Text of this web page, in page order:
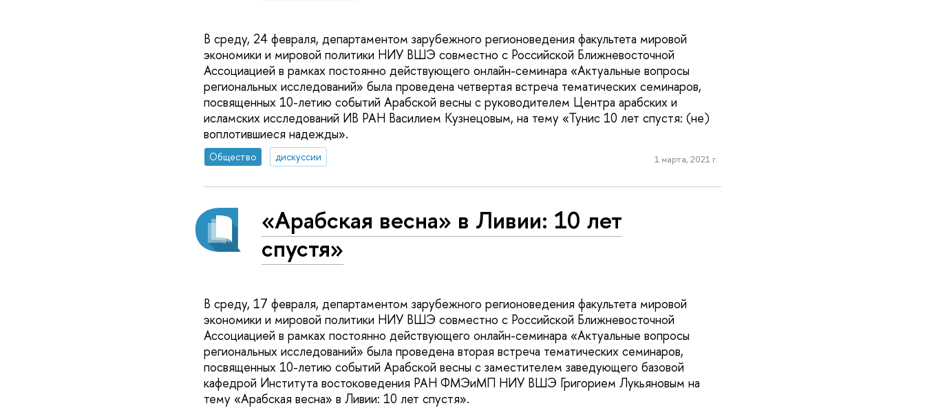
В среду, 24 февраля, департаментом зарубежного регионоведения факультета мировой
экономики и мировой политики НИУ ВШЭ совместно с Российской Ближневосточной
Ассоциацией в рамках постоянно действующего онлайн-семинара «Актуальные вопросы
региональных исследований» была проведена четвертая встреча тематических семинаров,
посвященных 10-летию событий Арабской весны с руководителем Центра арабских и
исламских исследований ИВ РАН Василием Кузнецовым, на тему «Тунис 10 лет спустя: (не)
воплотившиеся надежды».
Общество дискуссии 1 марта, 2021 г.
«Арабская весна» в Ливии: 10 лет
спустя»
В среду, 17 февраля, департаментом зарубежного регионоведения факультета мировой
экономики и мировой политики НИУ ВШЭ совместно с Российской Ближневосточной
Ассоциацией в рамках постоянно действующего онлайн-семинара «Актуальные вопросы
региональных исследований» была проведена вторая встреча тематических семинаров,
посвященных 10-летию событий Арабской весны с заместителем заведующего базовой
кафедрой Института востоковедения РАН ФМЭиМП НИУ ВШЭ Григорием Лукьяновым на
тему «Арабская весна» в Ливии: 10 лет спустя».